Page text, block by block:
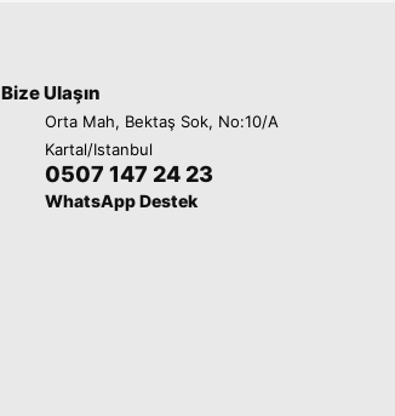
Bize Ulaşın
Orta Mah, Bektaş Sok, No:10/A
Kartal/Istanbul
0507 147 24 23
WhatsApp Destek